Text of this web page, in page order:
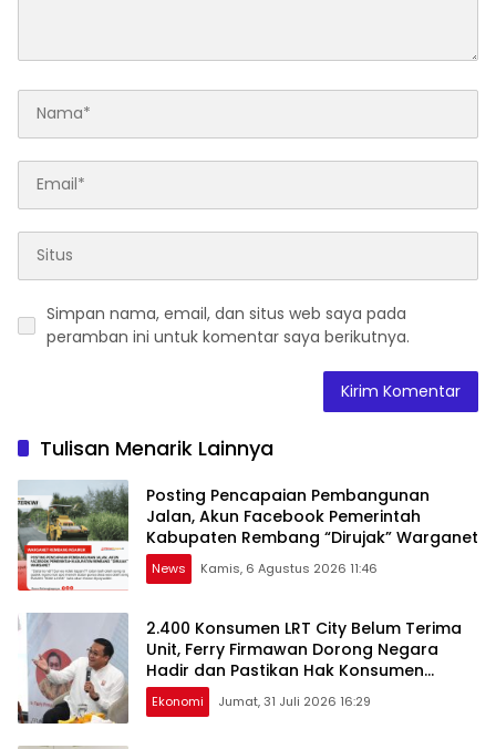
Simpan nama, email, dan situs web saya pada
peramban ini untuk komentar saya berikutnya.
Tulisan Menarik Lainnya
Posting Pencapaian Pembangunan
Jalan, Akun Facebook Pemerintah
Kabupaten Rembang “Dirujak” Warganet
News Kamis, 6 Agustus 2026 11:46
2.400 Konsumen LRT City Belum Terima
Unit, Ferry Firmawan Dorong Negara
Hadir dan Pastikan Hak Konsumen
Terlindungi
Ekonomi Jumat, 31 Juli 2026 16:29